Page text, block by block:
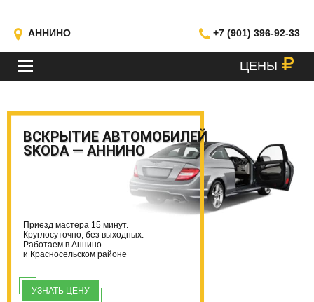
АННИНО +7 (901) 396-92-33
МЕНЮ ЦЕНЫ
ВСКРЫТИЕ АВТОМОБИЛЕЙ
SKODA — АННИНО
Приезд мастера 15 минут.
Круглосуточно, без выходных.
Работаем в Аннино
и Красносельском районе
УЗНАТЬ ЦЕНУ